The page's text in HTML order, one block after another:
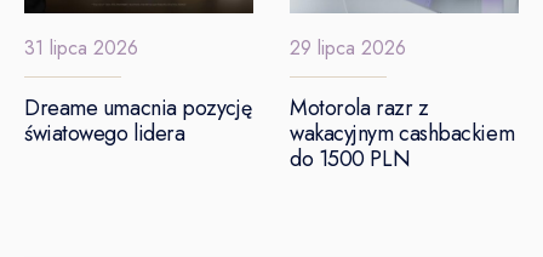
31 lipca 2026
Dreame umacnia pozycję
światowego lidera
29 lipca 2026
Motorola razr z
wakacyjnym cashbackiem
do 1500 PLN